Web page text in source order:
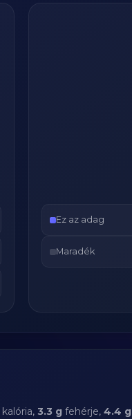
Ez az adag
Maradék
kalória, 3.3 g fehérje, 4.4 g